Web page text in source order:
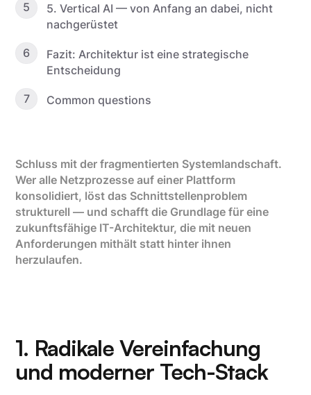
5
5. Vertical AI — von Anfang an dabei, nicht
nachgerüstet
6
Fazit: Architektur ist eine strategische
Entscheidung
7 Common questions
Schluss mit der fragmentierten Systemlandschaft.
Wer alle Netzprozesse auf einer Plattform
konsolidiert, löst das Schnittstellenproblem
strukturell — und schafft die Grundlage für eine
zukunftsfähige IT-Architektur, die mit neuen
Anforderungen mithält statt hinter ihnen
herzulaufen.
1. Radikale Vereinfachung
und moderner Tech-Stack